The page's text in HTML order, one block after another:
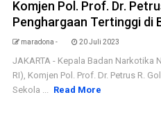
Komjen Pol. Prof. Dr.
Penghargaan Tertinggi di
maradona - 20 Juli 2023
JAKARTA - Kepala Badan Narkotika
RI), Komjen Pol. Prof. Dr. Petrus R.
Sekola ... Read More